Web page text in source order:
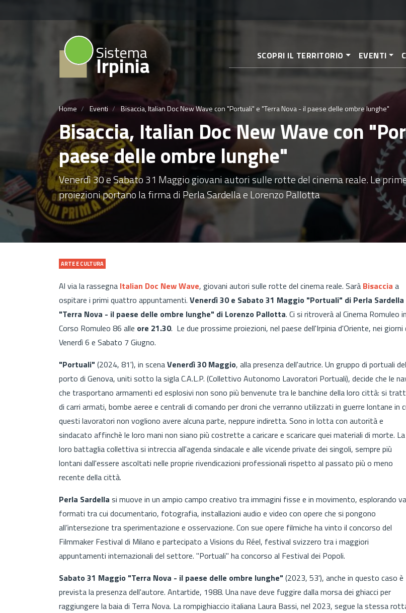
Sistema
Irpinia SCOPRI IL TERRITORIO EVENTI
Home Eventi Bisaccia, Italian Doc New Wave con "Portuali" e "Terra Nova - il paese delle ombre lunghe"
Bisaccia, Italian Doc New Wave con
paese delle ombre lunghe"
Venerdì 30 e Sabato 31 Maggio giovani autori sulle rotte del cinema reale. Le
proiezioni portano la firma di Perla Sardella e Lorenzo Pallotta
ARTE E CULTURA
Al via la rassegna Italian Doc New Wave, giovani autori sulle rotte del cinema reale. Sarà Bisaccia a
ospitare i primi quattro appuntamenti. Venerdì 30 e Sabato 31 Maggio "Portuali" di Perla Sardella
"Terra Nova - il paese delle ombre lunghe" di Lorenzo Pallotta. Ci si ritroverà al Cinema Romuleo in
Corso Romuleo 86 alle ore 21.30. Le due prossime proiezioni, nel paese dell'Irpinia d'Oriente, nei giorni
Venerdì 6 e Sabato 7 Giugno.
"Portuali" (2024, 81'), in scenaVenerdì 30 Maggio, alla presenza dell'autrice. Un gruppo di portuali del
porto di Genova, uniti sotto la sigla C.A.L.P. (Collettivo Autonomo Lavoratori Portuali), decide che le
che trasportano armamenti ed esplosivi non sono più benvenute tra le banchine della loro città: si
di carri armati, bombe aeree e centrali di comando per droni che verranno utilizzati in guerre lontane in
questi lavoratori non vogliono avere alcuna parte, neppure indiretta. Sono in lotta con autorità e
sindacato affinchè le loro mani non siano più costrette a caricare e scaricare quei materiali di morte. La
loro battaglia collettiva si intreccia all'agenda sindacale e alle vicende private dei singoli, sempre più
lontani dall'essere ascoltati nelle proprie rivendicazioni professionali rispetto al passato più o meno
recente della città.
Perla Sardella si muove in un ampio campo creativo tra immagini fisse e in movimento, esplorando
formati tra cui documentario, fotografia, installazioni audio e video con opere che si pongono
all’intersezione tra sperimentazione e osservazione. Con sue opere filmiche ha vinto il concorso del
Filmmaker Festival di Milano e partecipato a Visions du Réel, festival svizzero tra i maggiori
appuntamenti internazionali del settore. "Portuali" ha concorso al Festival dei Popoli.
Sabato 31 Maggio "Terra Nova - il paese delle ombre lunghe" (2023, 53'), anche in questo caso è
prevista la presenza dell'autore. Antartide, 1988. Una nave deve fuggire dalla morsa dei ghiacci per
raggiungere la baia di Terra Nova. La rompighiaccio italiana Laura Bassi, nel 2023, segue la stessa